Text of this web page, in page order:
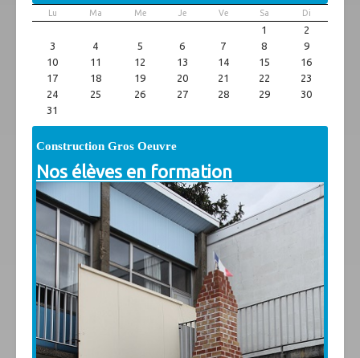
Partenaires
Anciens
Liens utiles
Téléchargements
Lu Ma Me Je Ve Sa Di
1
2
3
4 5 6 7 8
9
10
11 12 13 14 15
16
17
18 19 20 21 22
23
24
25 26 27 28 29
30
31
Construction Gros Oeuvre
Nos élèves en formation